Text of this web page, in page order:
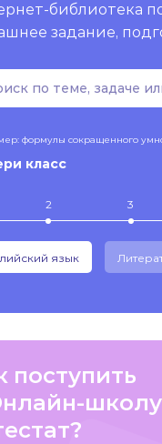
библиотека
задание,
формулы сокращенного
класс
2 3
язык
поступить